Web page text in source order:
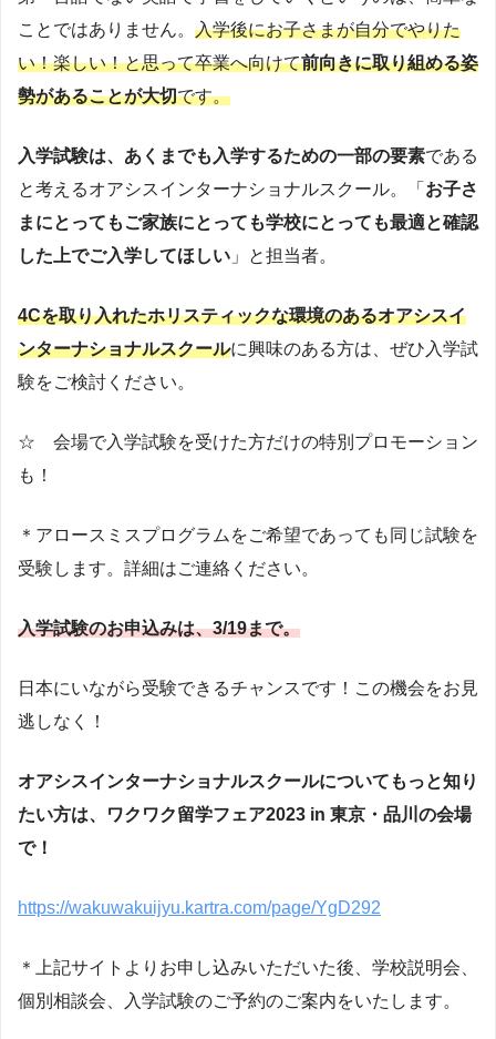
ことではありません。 入学後にお子さまが自分でやりた
い！楽しい！と思って卒業へ向けて前向きに取り組める姿
勢があることが大切です。
入学試験は、あくまでも入学するための一部の要素である
と考えるオアシスインターナショナルスクール。「 お子さ
まにとってもご家族にとっても学校にとっても最適と確認
した上でご入学してほしい 」と担当者。
4Cを取り入れたホリスティックな環境のあるオアシスイ
ンターナショナルスクールに興味のある方は、ぜひ入学試
験をご検討ください。
☆ 会場で入学試験を受けた方だけの特別プロモーション
も！
＊アロースミスプログラムをご希望であっても同じ試験を
受験します。詳細はご連絡ください。
入学試験のお申込みは、3/19まで。
日本にいながら受験できるチャンスです！この機会をお見
逃しなく！
オアシスインターナショナルスクールについてもっと知り
たい方は、ワクワク留学フェア2023 in 東京・品川の会場
で！
https://wakuwakuijyu.kartra.com/page/YgD292
＊上記サイトよりお申し込みいただいた後、学校説明会、
個別相談会、入学試験のご予約のご案内をいたします。